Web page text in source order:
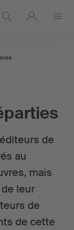
le
de
au
mais
leur
de
de cette